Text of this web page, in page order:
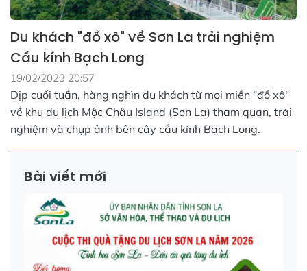
Du khách "đổ xô" về Sơn La trải nghiệm
Cầu kính Bạch Long
19/02/2023 20:57
Dịp cuối tuần, hàng nghìn du khách từ mọi miền "đổ xô"
về khu du lịch Mộc Châu Island (Sơn La) tham quan, trải
nghiệm và chụp ảnh bên cây cầu kính Bạch Long.
Bài viết mới